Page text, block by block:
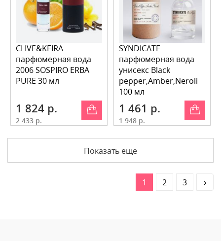
CLIVE&KEIRA
парфюмерная вода
2006 SOSPIRO ERBA
PURE 30 мл
1 824 р.
2 433 р.
SYNDICATE
парфюмерная вода
унисекс Black
pepper,Amber,Neroli
100 мл
1 461 р.
1 948 р.
Показать еще
1 2 3 ›